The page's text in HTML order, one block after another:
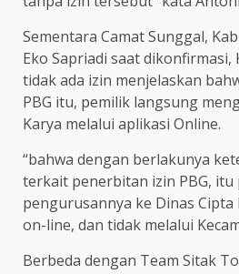
Sementara Camat Sunggal,
Eko Sapriadi saat dikonfirmasi,
tidak ada izin menjelaskan
PBG itu, pemilik langsung
Karya melalui aplikasi Online.
“bahwa dengan berlakunya
terkait penerbitan izin PBG,
pengurusannya ke Dinas Cipta
on-line, dan tidak melalui
Berbeda dengan Team Sitak